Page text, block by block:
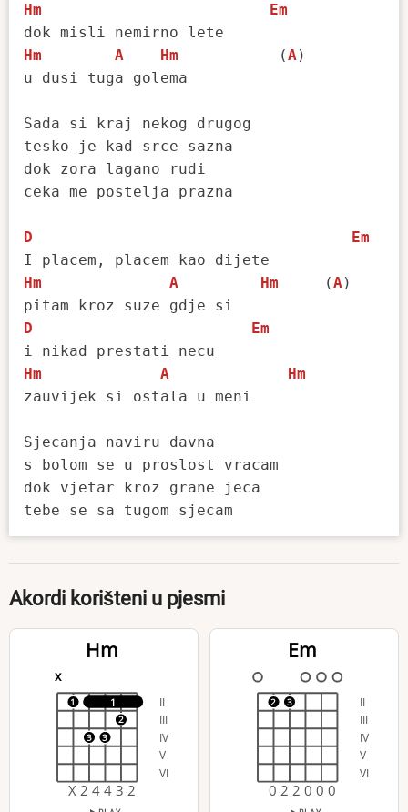
Hm
Em
Hm
A Hm
           (
A)
u dusi tuga golema
Sada si kraj nekog drugog
tesko je kad srce sazna
dok zora lagano rudi
ceka me postelja prazna
D
Em
Hm
A Hm
     (
A)
D
Em
Hm
A
Hm
zauvijek si ostala u meni
Sjecanja naviru davna
s bolom se u proslost vracam
dok vjetar kroz grane jeca
Akordi korišteni u pjesmi
Hm
x
II
III
IV
V
VI
1
1
3 3
2
X 2 4 4 3 2
Em
II
III
IV
V
VI
2 3
0 2 2 0 0 0